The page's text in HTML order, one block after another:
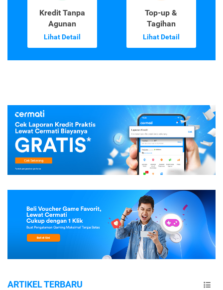
Kredit Tanpa
Agunan
Lihat Detail
Top-up &
Tagihan
Lihat Detail
ARTIKEL TERBARU